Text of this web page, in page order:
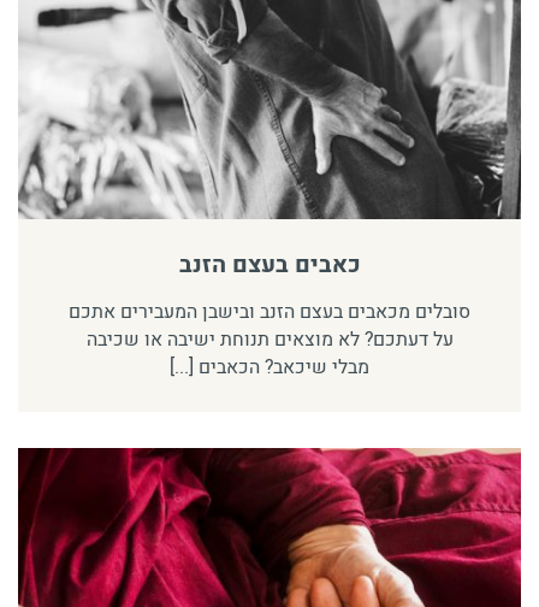
כאבים בעצם הזנב
סובלים מכאבים בעצם הזנב ובישבן המעבירים אתכם
על דעתכם? לא מוצאים תנוחת ישיבה או שכיבה
מבלי שיכאב? הכאבים [...]